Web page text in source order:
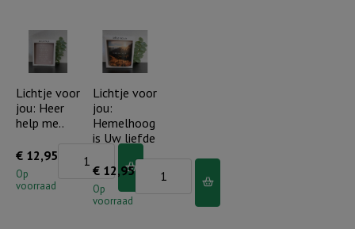
je
licht
schijnen
aantal
Vader..
aantal
Lichtje voor
jou: Heer
help me..
€ 12,95
Op
voorraad
Lichtje voor
jou:
Hemelhoog
is Uw liefde
€ 12,95
Op
voorraad
Lichtje
voor